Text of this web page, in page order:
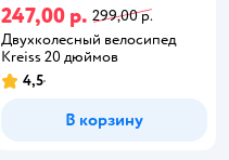
247,00 р. 299,00 р.
Двухколесный велосипед
Kreiss 20 дюймов
4,5
В корзину